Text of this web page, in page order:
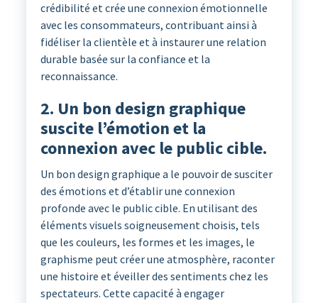
crédibilité et crée une connexion émotionnelle
avec les consommateurs, contribuant ainsi à
fidéliser la clientèle et à instaurer une relation
durable basée sur la confiance et la
reconnaissance.
2. Un bon design graphique
suscite l’émotion et la
connexion avec le public cible.
Un bon design graphique a le pouvoir de susciter
des émotions et d’établir une connexion
profonde avec le public cible. En utilisant des
éléments visuels soigneusement choisis, tels
que les couleurs, les formes et les images, le
graphisme peut créer une atmosphère, raconter
une histoire et éveiller des sentiments chez les
spectateurs. Cette capacité à engager